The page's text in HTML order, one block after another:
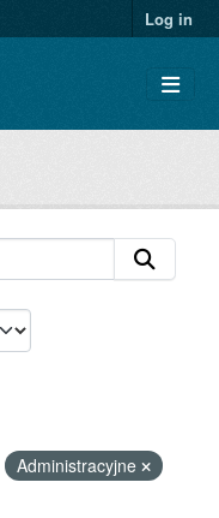
Log in
Administracyjne